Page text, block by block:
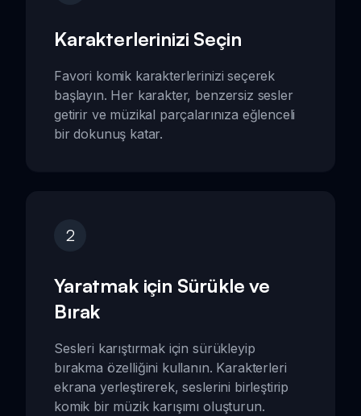
Karakterlerinizi Seçin
Favori komik karakterlerinizi seçerek
başlayın. Her karakter, benzersiz sesler
getirir ve müzikal parçalarınıza eğlenceli
bir dokunuş katar.
2
Yaratmak için Sürükle ve
Bırak
Sesleri karıştırmak için sürükleyip
bırakma özelliğini kullanın. Karakterleri
ekrana yerleştirerek, seslerini birleştirip
komik bir müzik karışımı oluşturun.